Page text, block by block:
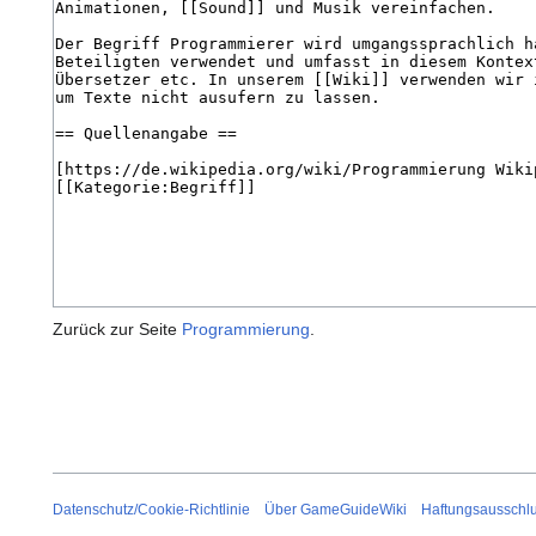
Zurück zur Seite Programmierung
Datenschutz/Cookie-Richtlinie Über GameGuideWiki